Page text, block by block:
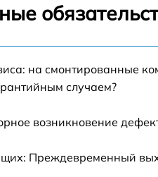
Polaris PMO 2051
Polaris PMO 2051
на смонтированные
случаем?
возникновение
Преждевременный